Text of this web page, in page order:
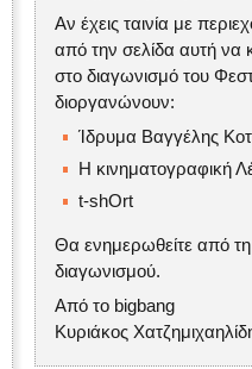
Αν έχεις ταινία με
από την σελίδα αυτή να
στο διαγωνισμό του
διοργανώνουν:
Ίδρυμα Βαγγέλης
Η κινηματογραφική
t-shOrt
Θα ενημερωθείτε από
διαγωνισμού.
Από το bigbang
Κυριάκος